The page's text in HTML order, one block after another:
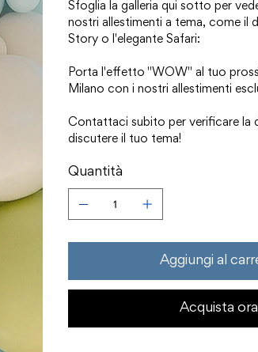
Sfoglia la galleria qui sotto per
nostri allestimenti a tema, come il
Story o l'elegante Safari:
Porta l'effetto "WOW" al tuo
Milano con i nostri allestimenti
Contattaci subito per verificare la
discutere il tuo tema!
Quantità
Aggiungi al
Acquista ora